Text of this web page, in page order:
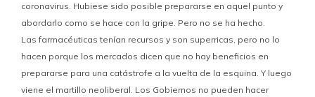
coronavirus. Hubiese sido posible prepararse en aquel punto y
abordarlo como se hace con la gripe. Pero no se ha hecho.
Las farmacéuticas tenían recursos y son superricas, pero no lo
hacen porque los mercados dicen que no hay beneficios en
prepararse para una catástrofe a la vuelta de la esquina. Y luego
viene el martillo neoliberal. Los Gobiernos no pueden hacer